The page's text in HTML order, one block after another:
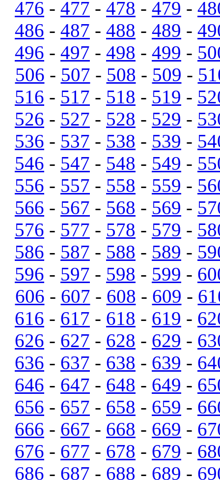
476 - 477 - 478 - 479 -
486 - 487 - 488 - 489 -
496 - 497 - 498 - 499 -
506 - 507 - 508 - 509 -
516 - 517 - 518 - 519 -
526 - 527 - 528 - 529 -
536 - 537 - 538 - 539 -
546 - 547 - 548 - 549 -
556 - 557 - 558 - 559 -
566 - 567 - 568 - 569 -
576 - 577 - 578 - 579 -
586 - 587 - 588 - 589 -
596 - 597 - 598 - 599 -
606 - 607 - 608 - 609 -
616 - 617 - 618 - 619 -
626 - 627 - 628 - 629 -
636 - 637 - 638 - 639 -
646 - 647 - 648 - 649 -
656 - 657 - 658 - 659 -
666 - 667 - 668 - 669 -
676 - 677 - 678 - 679 -
686 - 687 - 688 - 689 -